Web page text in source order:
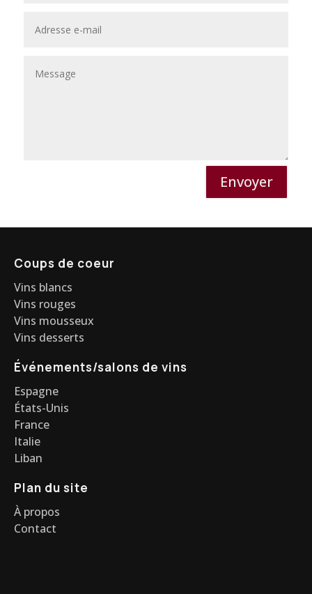
Envoyer
Coups de coeur
Vins blancs
Vins rouges
Vins mousseux
Vins desserts
Événements/salons de vins
Espagne
États-Unis
France
Italie
Liban
Plan du site
À propos
Contact